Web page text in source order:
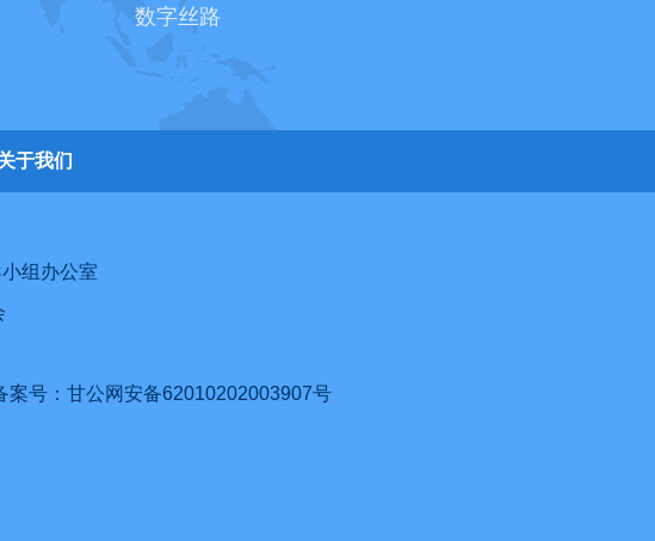
数字丝路
于我们
组办公室
案号：甘公网安备62010202003907号